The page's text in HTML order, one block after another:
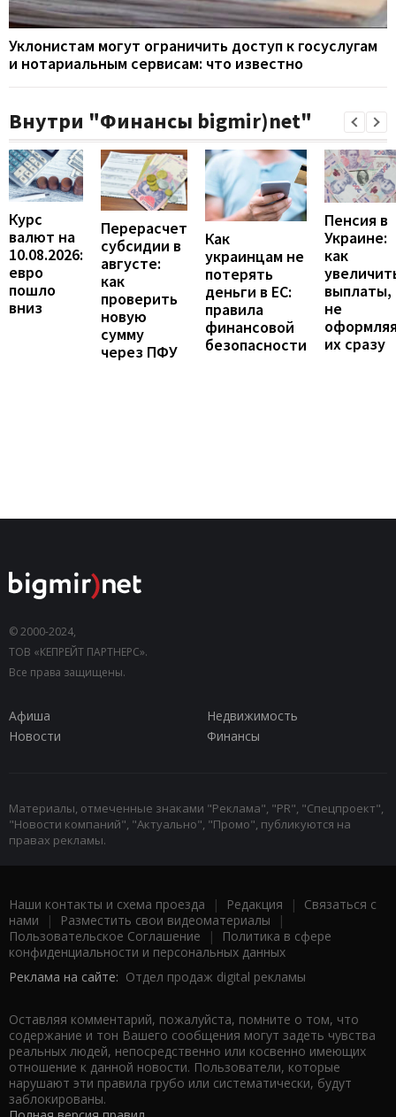
Уклонистам могут ограничить доступ к госуслугам
и нотариальным сервисам: что известно
Внутри "Финансы bigmir)net"
Курс
валют на
10.08.2026:
евро
пошло
вниз
Перерасчет
субсидии в
августе:
как
проверить
новую
сумму
через ПФУ
Как
украинцам не
потерять
деньги в ЕС:
правила
финансовой
безопасности
Пенсия в
Украине:
как
выплаты,
не
их сразу
© 2000-2024,
ТОВ «КЕПРЕЙТ ПАРТНЕРС».
Все права защищены.
Афиша
Недвижимость
Новости
Финансы
Материалы, отмеченные знаками "Реклама", "PR", "Спецпроект",
"Новости компаний", "Актуально", "Промо", публикуются на
правах рекламы.
Наши контакты и схема проезда | Редакция | Связаться с
нами | Разместить свои видеоматериалы |
Пользовательское Соглашение |
Политика в сфере
конфиденциальности и персональных данных
Реклама на сайте: Отдел продаж digital рекламы
Оставляя комментарий, пожалуйста, помните о том, что
содержание и тон Вашего сообщения могут задеть чувства
реальных людей, непосредственно или косвенно имеющих
отношение к данной новости. Пользователи, которые
нарушают эти правила грубо или систематически, будут
заблокированы.